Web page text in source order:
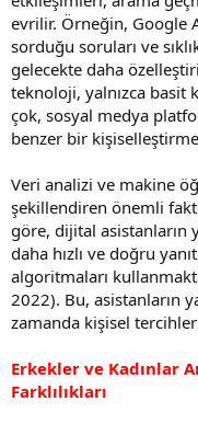
evrilir. Örneğin, Google
sorduğu soruları ve
gelecekte daha
teknoloji, yalnızca basit
çok, sosyal medya
benzer bir
Veri analizi ve makine
şekillendiren önemli
göre, dijital asistanların
daha hızlı ve doğru
algoritmaları
2022). Bu, asistanların
zamanda kişisel
Erkekler ve Kadınlar
Farklılıkları